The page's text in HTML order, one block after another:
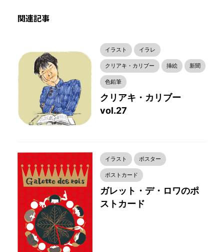
関連記事
イラスト イラレ
クリアキ・カリブー 挿絵 新聞
色鉛筆
クリアキ・カリブー
vol.27
イラスト ポスター
ポストカード
ガレット・デ・ロワのポ
ストカード